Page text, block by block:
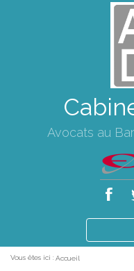
Avocats au
le
Vous êtes ici : Accueil